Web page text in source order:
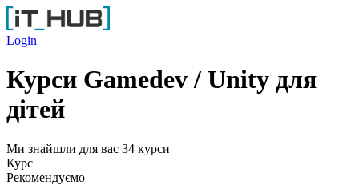
Перейти до основного вмісту
Login
Курси Gamedev / Unity для
дітей
Ми знайшли для вас 34 курси
Курс
Рекомендуємо